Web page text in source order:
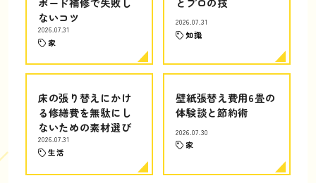
ないコツ
2026.07.31
家
2026.07.31
知識
床の張り替えにかけ
る修繕費を無駄にし
ないための素材選び
2026.07.31
生活
壁紙張替え費用6畳の
体験談と節約術
2026.07.30
家